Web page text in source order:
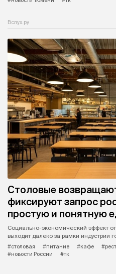
Вслух.ру
Столовые
фиксируют запрос
простую и понятную
Социально-экономический эффект
выходит далеко за рамки индустрии
#столовая
#питание #кафе
#новости России
#тк